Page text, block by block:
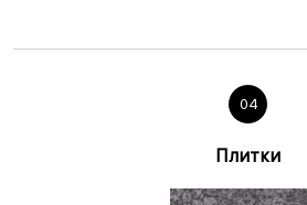
04
Плитки